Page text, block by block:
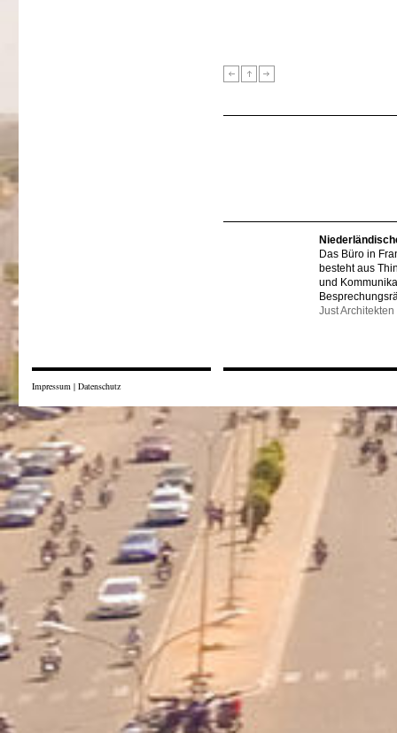
Das Büro in
besteht aus
und
Just Architekten
Impressum | Datenschutz